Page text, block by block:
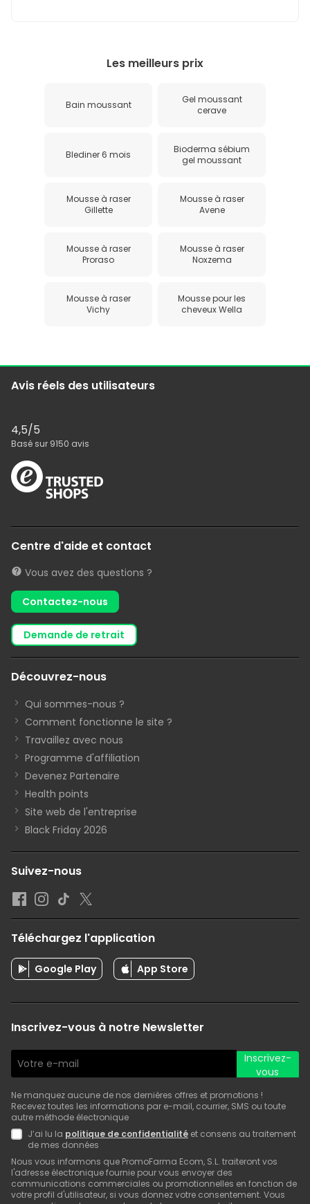
Les meilleurs prix
Bain moussant
Gel moussant
cerave
Blediner 6 mois
Bioderma sébium
gel moussant
Mousse à raser
Gillette
Mousse à raser
Avene
Mousse à raser
Proraso
Mousse à raser
Noxzema
Mousse à raser
Vichy
Mousse pour les
cheveux Wella
Avis réels des utilisateurs
4,5/5
Basé sur 9150 avis
Centre d'aide et contact
Vous avez des questions ?
Contactez-nous
demande de retrait
Découvrez-nous
Qui sommes-nous ?
Comment fonctionne le site ?
Travaillez avec nous
Programme d'affiliation
Devenez Partenaire
Health points
Site web de l'entreprise
Black Friday 2026
Suivez-nous
Téléchargez l'application
Google Play App Store
Inscrivez-vous à notre Newsletter
Inscrivez-
vous
Ne manquez aucune de nos dernières offres et promotions !
Recevez toutes les informations par e-mail, courrier, SMS ou toute
autre méthode électronique
J’ai lu la politique de confidentialité et consens au traitement
de mes données
Nous vous informons que PromoFarma Ecom, S.L. traiteront vos
l'adresse électronique fournie pour vous envoyer des
communications commerciales ou promotionnelles en fonction de
votre profil d'utilisateur, si vous donnez votre consentement. Vous